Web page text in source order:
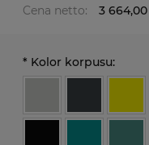
Cena netto: 3 664,00
* Kolor korpusu: